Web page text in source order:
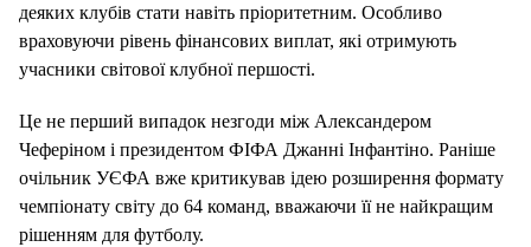
деяких клубів стати навіть пріоритетним. Особливо
враховуючи рівень фінансових виплат, які отримують
учасники світової клубної першості.
Це не перший випадок незгоди між Александером
Чеферіном і президентом ФІФА Джанні Інфантіно. Раніше
очільник УЄФА вже критикував ідею розширення формату
чемпіонату світу до 64 команд, вважаючи її не найкращим
рішенням для футболу.